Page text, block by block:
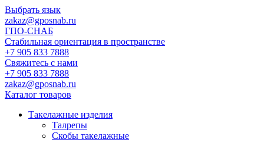
Выбрать язык
zakaz@gposnab.ru
ГПО-СНАБ
Стабильная ориентация в пространстве
+7 905 833 7888
Свяжитесь с нами
+7 905 833 7888
zakaz@gposnab.ru
Каталог товаров
Такелажные изделия
Талрепы
Скобы такелажные